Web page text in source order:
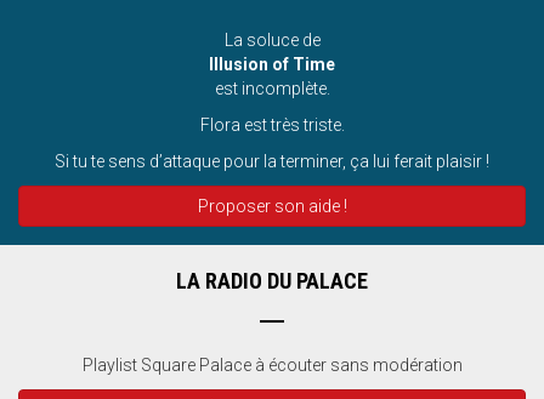
La soluce de
Illusion of Time
est incomplète.
Flora est très triste.
Si tu te sens d’attaque pour la terminer, ça lui ferait plaisir !
Proposer son aide !
LA RADIO DU PALACE
Playlist Square Palace à écouter sans modération